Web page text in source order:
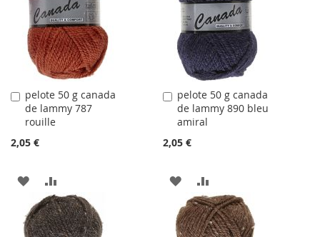
LISTE
D'ACHATS
LISTE
D'ACHATS
pelote 50 g canada
de lammy 787
rouille
2,05 €
Ajouter
au
panier
AJOUTER
À
LA
AU
COMPARATEUR
pelote 50 g canada
de lammy 890 bleu
amiral
2,05 €
Ajouter
au
panier
AJOUTER
À
LA
AU
COMPARATEUR